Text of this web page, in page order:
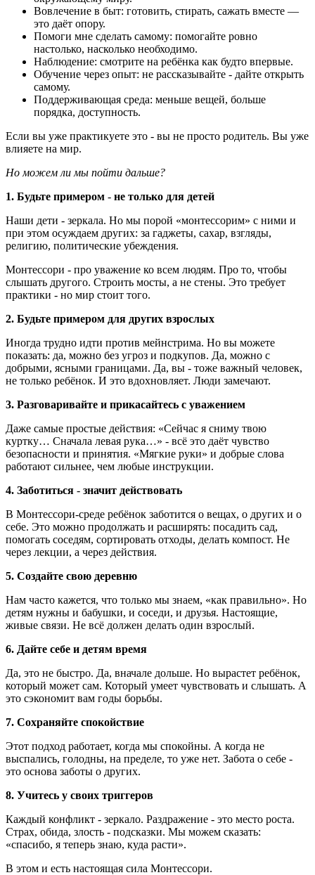
Вовлечение в быт: готовить, стирать, сажать вместе —
это даёт опору.
Помоги мне сделать самому: помогайте ровно
настолько, насколько необходимо.
Наблюдение: смотрите на ребёнка как будто впервые.
Обучение через опыт: не рассказывайте - дайте открыть
самому.
Поддерживающая среда: меньше вещей, больше
порядка, доступность.
Если вы уже практикуете это - вы не просто родитель. Вы уже
влияете на мир.
Но можем ли мы пойти дальше?
1. Будьте примером - не только для детей
Наши дети - зеркала. Но мы порой «монтессорим» с ними и
при этом осуждаем других: за гаджеты, сахар, взгляды,
религию, политические убеждения.
Монтессори - про уважение ко всем людям. Про то, чтобы
слышать другого. Строить мосты, а не стены. Это требует
практики - но мир стоит того.
2. Будьте примером для других взрослых
Иногда трудно идти против мейнстрима. Но вы можете
показать: да, можно без угроз и подкупов. Да, можно с
добрыми, ясными границами. Да, вы - тоже важный человек,
не только ребёнок. И это вдохновляет. Люди замечают.
3. Разговаривайте и прикасайтесь с уважением
Даже самые простые действия: «Сейчас я сниму твою
куртку… Сначала левая рука…» - всё это даёт чувство
безопасности и принятия. «Мягкие руки» и добрые слова
работают сильнее, чем любые инструкции.
4. Заботиться - значит действовать
В Монтессори-среде ребёнок заботится о вещах, о других и о
себе. Это можно продолжать и расширять: посадить сад,
помогать соседям, сортировать отходы, делать компост. Не
через лекции, а через действия.
5. Создайте свою деревню
Нам часто кажется, что только мы знаем, «как правильно». Но
детям нужны и бабушки, и соседи, и друзья. Настоящие,
живые связи. Не всё должен делать один взрослый.
6. Дайте себе и детям время
Да, это не быстро. Да, вначале дольше. Но вырастет ребёнок,
который может сам. Который умеет чувствовать и слышать. А
это сэкономит вам годы борьбы.
7. Сохраняйте спокойствие
Этот подход работает, когда мы спокойны. А когда не
выспались, голодны, на пределе, то уже нет. Забота о себе -
это основа заботы о других.
8. Учитесь у своих триггеров
Каждый конфликт - зеркало. Раздражение - это место роста.
Страх, обида, злость - подсказки. Мы можем сказать:
«спасибо, я теперь знаю, куда расти».
В этом и есть настоящая сила Монтессори.